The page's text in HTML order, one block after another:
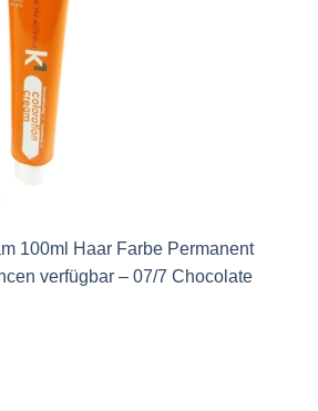
100ml Haar Farbe Permanent
verfügbar – 07/7 Chocolate